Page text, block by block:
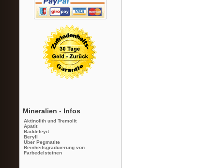
Mineralien - Infos
Aktinolith und Tremolit
Apatit
Baddeleyit
Beryll
Über Pegmatite
Reinheitsgraduierung von
Farbedelsteinen